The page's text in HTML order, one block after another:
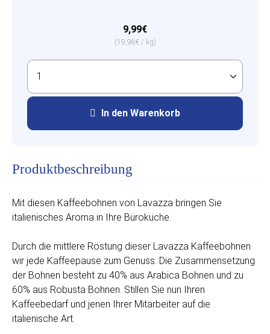
9,99€
(19,98€ / kg)
In den Warenkorb
Produktbeschreibung
Mit diesen Kaffeebohnen von Lavazza bringen Sie
italienisches Aroma in Ihre Büroküche.
Durch die mittlere Röstung dieser Lavazza Kaffeebohnen
wir jede Kaffeepause zum Genuss. Die Zusammensetzung
der Bohnen besteht zu 40% aus Arabica Bohnen und zu
60% aus Robusta Bohnen. Stillen Sie nun Ihren
Kaffeebedarf und jenen Ihrer Mitarbeiter auf die
italienische Art.